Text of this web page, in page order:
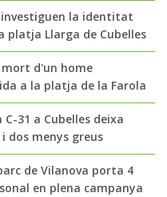
investiguen la identitat
platja Llarga de Cubelles
mort d'un home
a la platja de la Farola
31 a Cubelles deixa
dos menys greus
de Vilanova porta 4
en plena campanya